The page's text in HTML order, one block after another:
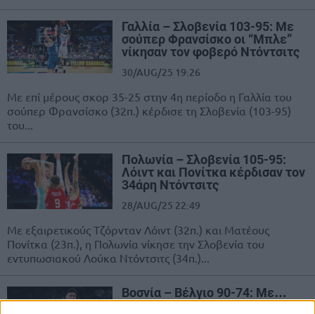
Γαλλία – Σλοβενία 103-95: Με
σούπερ Φρανσίσκο οι “Μπλε”
νίκησαν τον φοβερό Ντόντσιτς
30/AUG/25 19:26
Με επί μέρους σκορ 35-25 στην 4η περίοδο η Γαλλία του
σούπερ Φρανσίσκο (32π.) κέρδισε τη Σλοβενία (103-95)
του...
Πολωνία – Σλοβενία 105-95:
Λόιντ και Πονίτκα κέρδισαν τον
34άρη Ντόντσιτς
28/AUG/25 22:49
Με εξαιρετικούς Τζόρνταν Λόιντ (32π.) και Ματέους
Πονίτκα (23π.), η Πολωνία νίκησε την Σλοβενία του
εντυπωσιακού Λούκα Ντόντσιτς (34π.)...
Βοσνία – Βέλγιο 90-74: Με…
25άρη Νούρκιτς η αντίπαλος